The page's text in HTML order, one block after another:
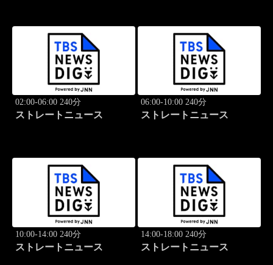
02:00-06:00 240分
ストレートニュース
06:00-10:00 240分
ストレートニュース
10:00-14:00 240分
ストレートニュース
14:00-18:00 240分
ストレートニュース